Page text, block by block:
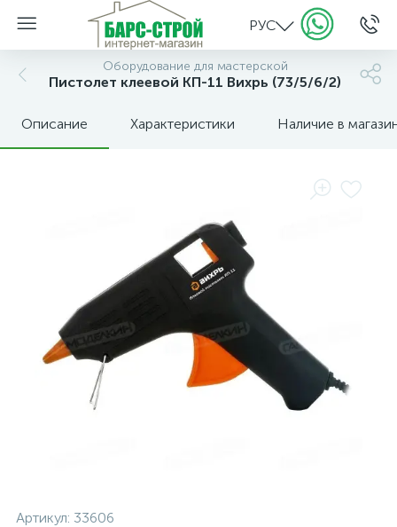
РУС
Оборудование для мастерской
Пистолет клеевой КП-11 Вихрь (73/5/6/2)
Описание Характеристики Наличие в
Артикул: 33606